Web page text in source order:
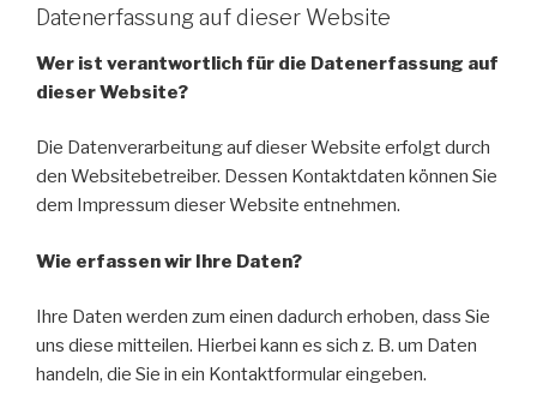
Datenerfassung auf dieser Website
Wer ist verantwortlich für die Datenerfassung auf
dieser Website?
Die Datenverarbeitung auf dieser Website erfolgt durch
den Websitebetreiber. Dessen Kontaktdaten können Sie
dem Impressum dieser Website entnehmen.
Wie erfassen wir Ihre Daten?
Ihre Daten werden zum einen dadurch erhoben, dass Sie
uns diese mitteilen. Hierbei kann es sich z. B. um Daten
handeln, die Sie in ein Kontaktformular eingeben.